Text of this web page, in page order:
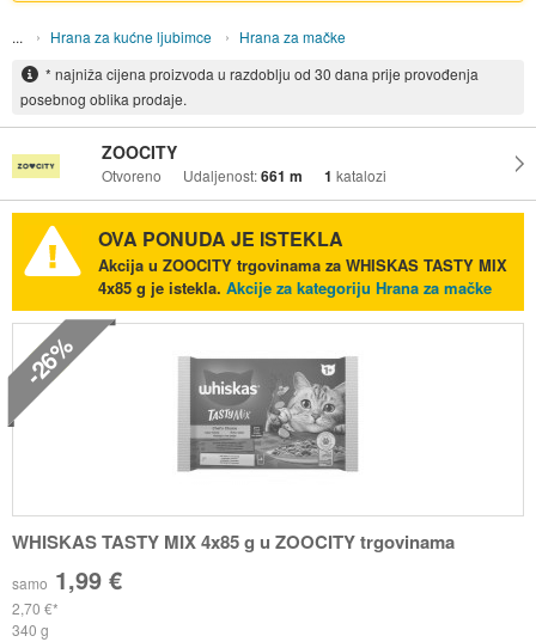
Hrana za kućne ljubimce
Hrana za mačke
* najniža cijena proizvoda u razdoblju od 30 dana prije provođenja
posebnog oblika prodaje.
ZOOCITY
Otvoreno Udaljenost:661 m 1 katalozi
OVA PONUDA JE ISTEKLA
Akcija u ZOOCITY trgovinama za WHISKAS TASTY MIX
4x85 g je istekla. Akcije za kategoriju Hrana za mačke
-26%
WHISKAS TASTY MIX 4x85 g u ZOOCITY trgovinama
samo 1,99 €
2,70 €
340 g